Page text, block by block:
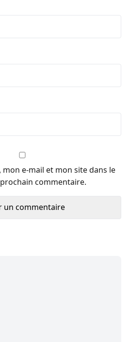
e-mail et mon site dans le
commentaire.